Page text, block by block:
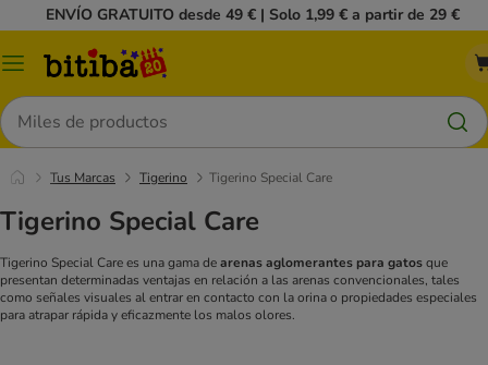
ENVÍO GRATUITO desde 49 € | Solo 1,99 € a partir de 29 €
Menú
Buscar
Tus Marcas Tigerino Tigerino Special Care
Tigerino Special Care
Tigerino Special Care es una gama dearenas aglomerantes para gatosque
presentan determinadas ventajas en relación a las arenas convencionales, tales
como señales visuales al entrar en contacto con la orina o propiedades especiales
para atrapar rápida y eficazmente los malos olores.